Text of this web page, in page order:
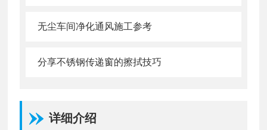
无尘车间净化通风施工参考
分享不锈钢传递窗的擦拭技巧
详细介绍